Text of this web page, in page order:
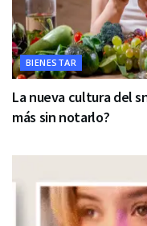
BIENESTAR
La nueva cultura del
más sin notarlo?